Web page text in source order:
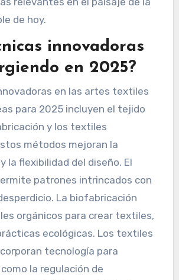
de hoy.
innovadoras
en 2025?
en las artes textiles
para 2025 incluyen el tejido
y los textiles
métodos mejoran la
la flexibilidad del diseño. El
patrones intrincados con
La biofabricación
orgánicos para crear textiles,
ecológicas. Los textiles
tecnología para
la regulación de